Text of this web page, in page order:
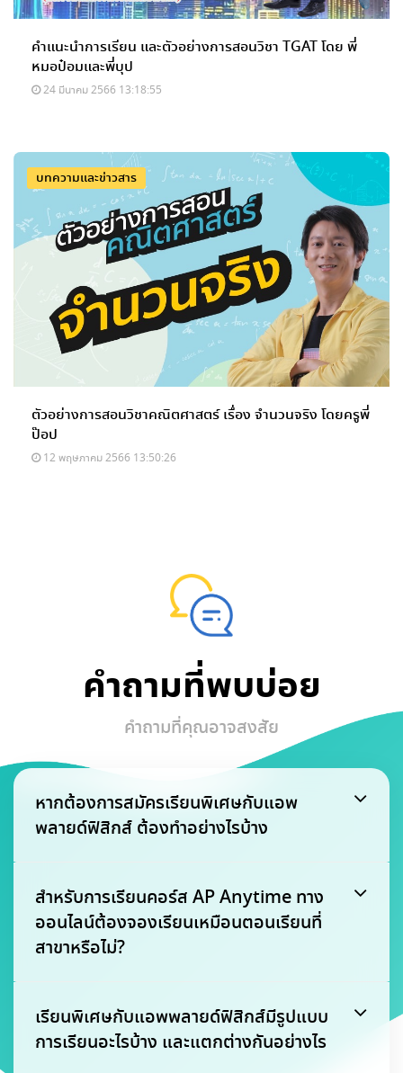
คำแนะนำการเรียน และตัวอย่างการสอนวิชา TGAT โดย พี่
หมอป๋อมและพี่บุป
24 มีนาคม 2566 13:18:55
บทความและข่าวสาร
ตัวอย่างการสอนวิชาคณิตศาสตร์ เรื่อง จำนวนจริง โดยครูพี่
ป๊อป
12 พฤษภาคม 2566 13:50:26
คำถามที่พบบ่อย
คำถามที่คุณอาจสงสัย
หากต้องการสมัครเรียนพิเศษกับแอพ
พลายด์ฟิสิกส์ ต้องทำอย่างไรบ้าง
สำหรับการเรียนคอร์ส AP Anytime ทาง
ออนไลน์ต้องจองเรียนเหมือนตอนเรียนที่
สาขาหรือไม่?
เรียนพิเศษกับแอพพลายด์ฟิสิกส์มีรูปแบบ
การเรียนอะไรบ้าง และแตกต่างกันอย่างไร